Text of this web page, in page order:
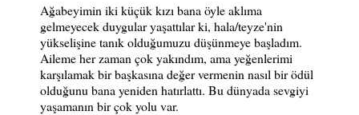
Ağabeyimin iki küçük kızı bana öyle aklıma
gelmeyecek duygular yaşattılar ki, hala/teyze'nin
yükselişine tanık olduğumuzu düşünmeye başladım.
Aileme her zaman çok yakındım, ama yeğenlerimi
karşılamak bir başkasına değer vermenin nasıl bir ödül
olduğunu bana yeniden hatırlattı. Bu dünyada sevgiyi
yaşamanın bir çok yolu var.